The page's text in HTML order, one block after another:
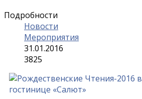
Подробности
Новости
Мероприятия
31.01.2016
3825